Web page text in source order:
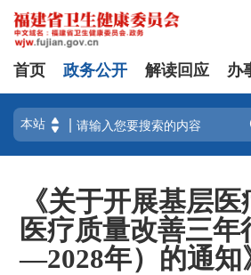
首页 政务公开 解读回应 办
《关于开展基层
医疗质量改善三年
—2028年）的通知